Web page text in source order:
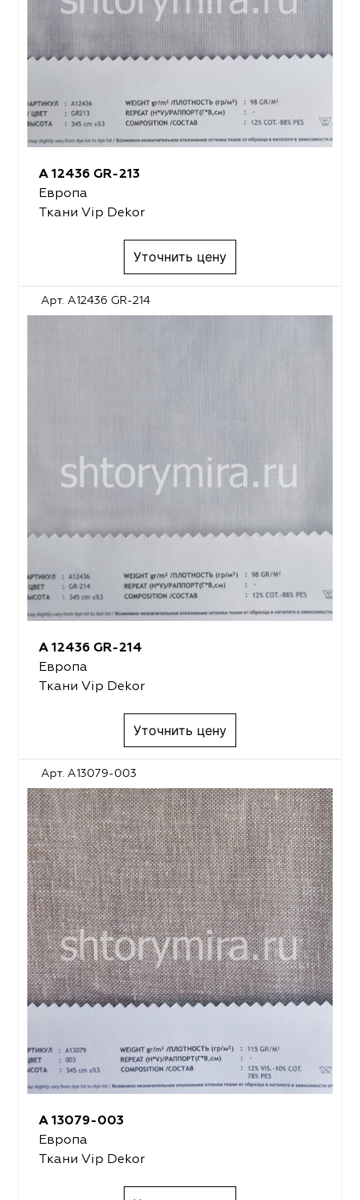
A 12436 GR-213
Европа
Ткани Vip Dekor
Уточнить цену
Арт. A12436 GR-214
A 12436 GR-214
Европа
Ткани Vip Dekor
Уточнить цену
Арт. A13079-003
A 13079-003
Европа
Ткани Vip Dekor